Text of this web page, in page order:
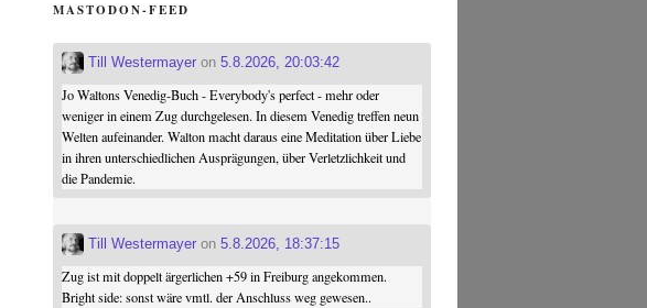
MASTODON-FEED
Till Westermayer on5.8.2026, 20:03:42
Jo Waltons Venedig-Buch - Everybody's perfect - mehr oder
weniger in einem Zug durchgelesen. In diesem Venedig treffen neun
Welten aufeinander. Walton macht daraus eine Meditation über Liebe
in ihren unterschiedlichen Ausprägungen, über Verletzlichkeit und
die Pandemie.
Till Westermayer on5.8.2026, 18:37:15
Zug ist mit doppelt ärgerlichen +59 in Freiburg angekommen.
Bright side: sonst wäre vmtl. der Anschluss weg gewesen..